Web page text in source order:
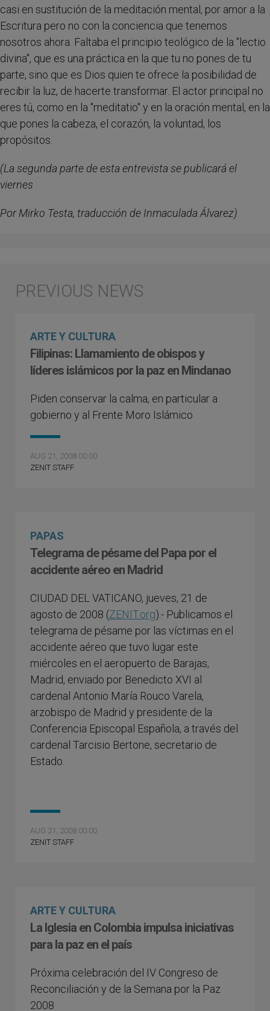
casi en sustitución de la meditación mental, por amor a la
Escritura pero no con la conciencia que tenemos
nosotros ahora. Faltaba el principio teológico de la "lectio
divina", que es una práctica en la que tu no pones de tu
parte, sino que es Dios quien te ofrece la posibilidad de
recibir la luz, de hacerte transformar. El actor principal no
eres tú, como en la "meditatio" y en la oración mental, en la
que pones la cabeza, el corazón, la voluntad, los
propósitos.
(La segunda parte de esta entrevista se publicará el
viernes
Por Mirko Testa, traducción de Inmaculada Álvarez)
ARTE Y CULTURA
Filipinas: Llamamiento de obispos y
líderes islámicos por la paz en Mindanao
Piden conservar la calma, en particular a
gobierno y al Frente Moro Islámico
AUG 21, 2008 00:00
ZENIT STAFF
PAPAS
Telegrama de pésame del Papa por el
accidente aéreo en Madrid
CIUDAD DEL VATICANO, jueves, 21 de
agosto de 2008 (ZENIT.org).- Publicamos el
telegrama de pésame por las víctimas en el
accidente aéreo que tuvo lugar este
miércoles en el aeropuerto de Barajas,
Madrid, enviado por Benedicto XVI al
cardenal Antonio María Rouco Varela,
arzobispo de Madrid y presidente de la
Conferencia Episcopal Española, a través del
cardenal Tarcisio Bertone, secretario de
Estado.
AUG 21, 2008 00:00
ZENIT STAFF
ARTE Y CULTURA
La Iglesia en Colombia impulsa iniciativas
para la paz en el país
Próxima celebración del IV Congreso de
Reconciliación y de la Semana por la Paz
2008